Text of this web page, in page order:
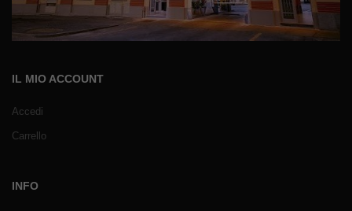
IL MIO ACCOUNT
Accedi
Carrello
INFO